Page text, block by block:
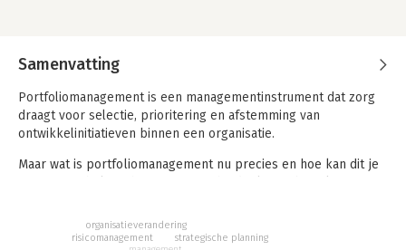
Samenvatting
Portfoliomanagement is een managementinstrument dat zorg
draagt voor selectie, prioritering en afstemming van
ontwikkelinitiatieven binnen een organisatie.
Maar wat is portfoliomanagement nu precies en hoe kan dit je
bieden de auteurs antwoorden op al deze vragen. Ze geven
inzicht in de organisatorische en veranderkundige kant van
risicomanagement
organisatieverandering
strategische planning